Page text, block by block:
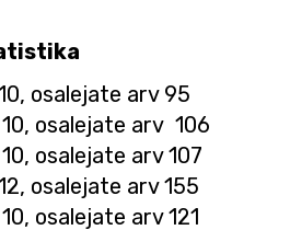
osalejate arv 95
10, osalejate arv 106
10, osalejate arv 107
osalejate arv 155
10, osalejate arv 121